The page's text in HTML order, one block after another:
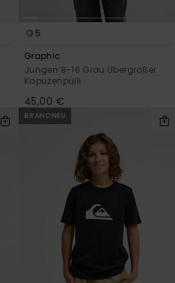
5
Graphic
Jungen 8-16 Grau Übergroßer
Kapuzenpulli
45,00 €
BRANDNEU